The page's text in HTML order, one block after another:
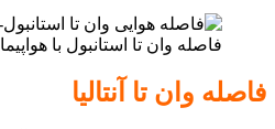
فاصله وان تا استانبول با هواپیما
فاصله وان تا آنتالیا